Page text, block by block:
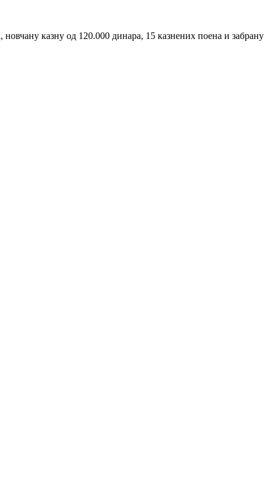
новчану казну од 120.000 динара, 15 казнених поена и забрану